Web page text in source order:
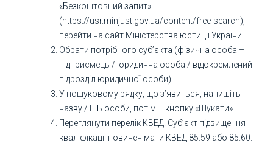
«Безкоштовний запит»
(https://usr.minjust.gov.ua/content/free-search),
перейти на сайт Міністерства юстиції України.
Обрати потрібного суб’єкта (фізична особа –
підприємець / юридична особа / відокремлений
підрозділ юридичної особи).
У пошуковому рядку, що з’явиться, напишіть
назву / ПІБ особи, потім – кнопку «Шукати».
Переглянути перелік КВЕД. Суб’єкт підвищення
кваліфікації повинен мати КВЕД 85.59 або 85.60.